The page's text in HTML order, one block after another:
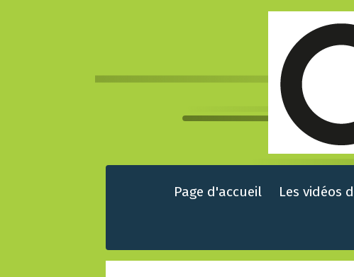
Page d'accueil Les vidéos